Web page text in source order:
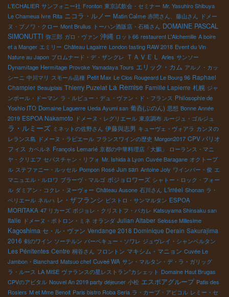
L'ECHALIER サンフォニー社 Fronton 東京試飲会・セミナー Mr. Yasuhiro Shibuya
Le Chameua Ivre Rita ニコラ・ルノー Matin Calme 赤間さん、藤山さん ドメー
ヌ・ブノワ・クロー Mont Brulius トーハン酒販店・石橋さん DOMAINE PASCAL
SIMONUTTI 弥三郎 ガロ・ヴァン 沖縄 ロット66 restaurent L'Alchemille A boire
et a Manger エミリー Château Lagairre London tasting RAW 2018 Event du Vin
Nature au Japon プロムナード・デ・ザングレ ＴＡＶＥＬ Arles サンソー
Dynamitage Hermitage Provoke Yamadaya Tours エリック・カム アルノ・カッ
シーニ 中川マリ スモール品種 Petit Max Le Clos Rougeard Le Bourg 96 Raphael
Champier Beaujplais Thierry Puzelat La Remise Famille Lapierre 札幌 ジャ
ンポール・ドーマン ラ・ルビュー・デュ・ヴァン・ド・フランス Philosophie de
Yoshio ITO Domaine Laguerre Ueda Ayumi san 葡呑(ぶのん) 思想 Bonne Année
2019 ESPOA Nakamoto ドメーヌ・レグリエール 東京調布 ルージュ・ゴルジュ
ラ・ルミーズ ミネットの佐野さん 伊藤與志男 キューヴェ・ヴォアラ カンヌの
レランス島 ドメーヌ・ラピエール フランスワインの歴史 Morgon2017 CPV パリオ
フィス カベルネ François Lemarié 京都の中華料理店「大鵬」
ローランス・マニ
ヤ・クリエフ セバスチャン・リフォ Mr. Ishida à Lyon Cuvée Baragane オクトーブ
ル ステファニー・ルッセル Pompon Rosé Jun san Antoine Joly ワインバー・俊 エ
マニュエル・ルロワ ブラーヴ・マルゴ ボジョロワーズ シャトー・ロック・フォー
ル ダミアン・コクレ・ヌーヴォー Château Ausone 石川さん L'irréel Shonan ラ・
ペリエール ネルハ レ・ザフランシ ビストロ・サンマルタン ESPOA
MORITAKA 47 リカーズ ボジョレ・クリストフ・パカレ Katsuyama Shinsaku san
Italie ドメーヌ・ポトロン・ミネ オランダ Julian Altaber Selosse Millesime
Kagoshima セ・ル・ヴァン Vendange 2018 Dominique Derain Sakurajima
2016 剣のワイン ソーテルン バーベキュー・ソワレ ジュヴレイ・シャンベルタン
Les Pénitentes Centre 桐谷さん フロントン マキシム・マニョン Cuvée Le
Jambon・Blanchard Matsuo chef Cuveé WA サン・マルタン・デ・ラ・ガリッグ
ラ・ルース LA MISE ヴァランスの星レストラン”カシェット Domaine Haut Brugas
CPVのアビタル Nouvel An 2019 party déjeuner 小松 エスポアグループ Patis des
Rosiers M et Mme Benoit Paris bistro Roba Seria ラ・カーブ・アピコル レミー・セ